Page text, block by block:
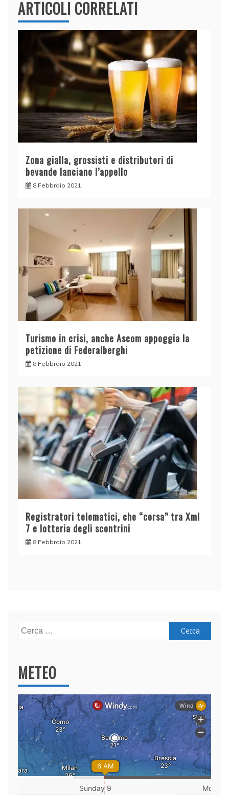
ARTICOLI CORRELATI
Zona gialla, grossisti e distributori di
bevande lanciano l’appello
8 Febbraio 2021
Turismo in crisi, anche Ascom appoggia la
petizione di Federalberghi
8 Febbraio 2021
Registratori telematici, che “corsa” tra Xml
7 e lotteria degli scontrini
8 Febbraio 2021
Ricerca
per:
METEO